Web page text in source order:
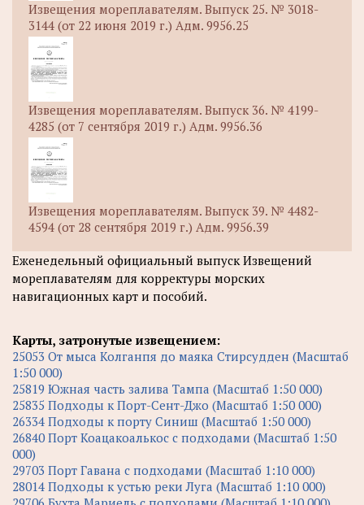
Извещения мореплавателям. Выпуск 25. № 3018-
3144 (от 22 июня 2019 г.) Адм. 9956.25
Извещения мореплавателям. Выпуск 36. № 4199-
4285 (от 7 сентября 2019 г.) Адм. 9956.36
Извещения мореплавателям. Выпуск 39. № 4482-
4594 (от 28 сентября 2019 г.) Адм. 9956.39
Еженедельный официальный выпуск Извещений
мореплавателям для корректуры морских
навигационных карт и пособий.
Карты, затронутые извещением:
25053 От мыса Колганпя до маяка Стирсудден (Масштаб
1:50 000)
25819 Южная часть залива Тампа (Масштаб 1:50 000)
25835 Подходы к Порт-Сент-Джо (Масштаб 1:50 000)
26334 Подходы к порту Синиш (Масштаб 1:50 000)
26840 Порт Коацакоалькос с подходами (Масштаб 1:50
000)
29703 Порт Гавана с подходами (Масштаб 1:10 000)
28014 Подходы к устью реки Луга (Масштаб 1:10 000)